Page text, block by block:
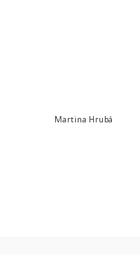
Martina Hrubá